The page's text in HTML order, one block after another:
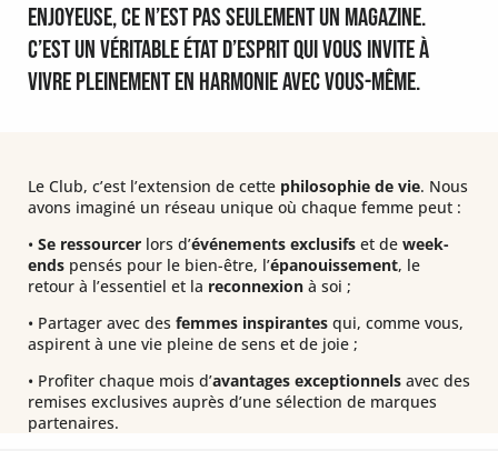
ENJOYEUSE, ce n’est pas seulement un magazine.
C’est un véritable état d’esprit qui vous invite à
vivre pleinement en harmonie avec vous-même.
Le Club, c’est l’extension de cette philosophie de vie. Nous
avons imaginé un réseau unique où chaque femme peut :
• Se ressourcer lors d’événements exclusifs et de week-
ends pensés pour le bien-être, l’épanouissement, le
retour à l’essentiel et la reconnexion à soi ;
• Partager avec des femmes inspirantes qui, comme vous,
aspirent à une vie pleine de sens et de joie ;
• Profiter chaque mois d’avantages exceptionnels avec des
remises exclusives auprès d’une sélection de marques
partenaires.